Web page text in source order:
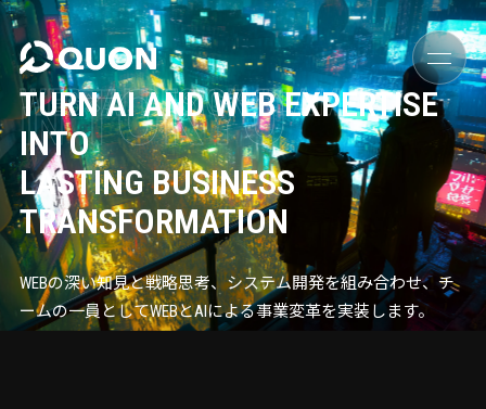
WEB×AI DESIGN TEAM
INTOKYO
TURN AI AND WEB EXPERTISE
INTO
LASTING BUSINESS
TRANSFORMATION
WEBの深い知見と戦略思考、システム開発を組み合わせ、チ
ームの一員としてWEBとAIによる事業変革を実装します。